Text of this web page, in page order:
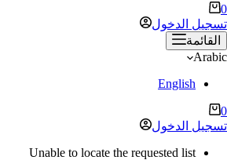
عربة
التسوق
0
تسجيل الدخول
القائمة
Arabic
English
عربة
التسوق
0
تسجيل الدخول
Unable to locate the requested list